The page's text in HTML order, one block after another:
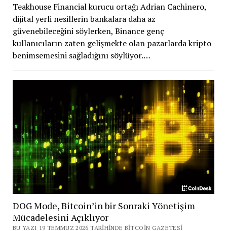
Teakhouse Financial kurucu ortağı Adrian Cachinero,
dijital yerli nesillerin bankalara daha az
güvenebileceğini söylerken, Binance genç
kullanıcıların zaten gelişmekte olan pazarlarda kripto
benimsemesini sağladığını söylüyor.…
DOG Mode, Bitcoin’in bir Sonraki Yönetişim
Mücadelesini Açıklıyor
BU YAZI 19 TEMMUZ 2026 TARIHINDE BITCOIN GAZETESI